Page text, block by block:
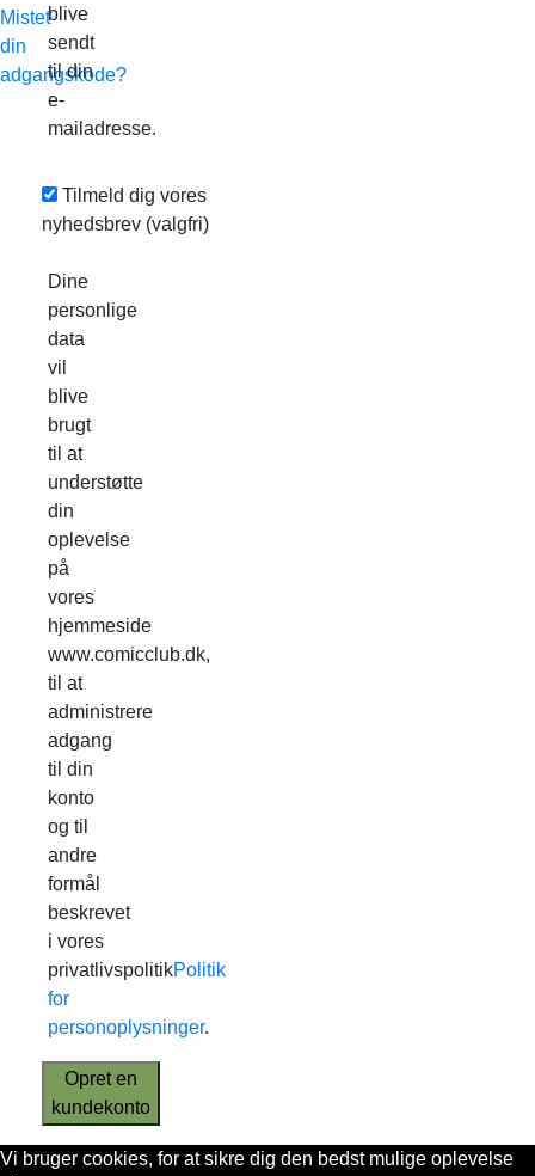
Mistet
din
adgangskode?
blive
sendt
til din
e-
mailadresse.
Tilmeld dig vores
nyhedsbrev (valgfri)
Dine
personlige
data
vil
blive
brugt
til at
understøtte
din
oplevelse
på
vores
hjemmeside
www.comicclub.dk,
til at
administrere
adgang
til din
konto
og til
andre
formål
beskrevet
i vores
privatlivspolitikPolitik
for
personoplysninger.
Opret en
kundekonto
Vi bruger cookies, for at sikre dig den bedst mulige oplevelse